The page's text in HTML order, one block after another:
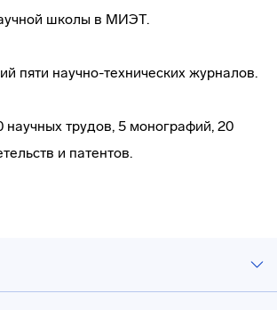
школы в МИЭТ.
пяти научно-технических журналов.
научных трудов, 5 монографий, 20
и патентов.